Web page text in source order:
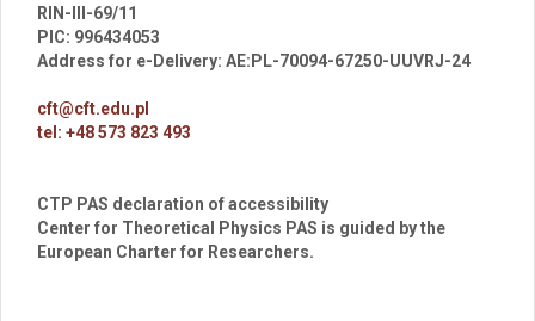
RIN-III-69/11
PIC: 996434053
Address for e-Delivery: AE:PL-70094-67250-UUVRJ-24
cft@cft.edu.pl
tel: +48 573 823 493
CTP PAS declaration of accessibility
Center for Theoretical Physics PAS is guided by the
European Charter for Researchers.